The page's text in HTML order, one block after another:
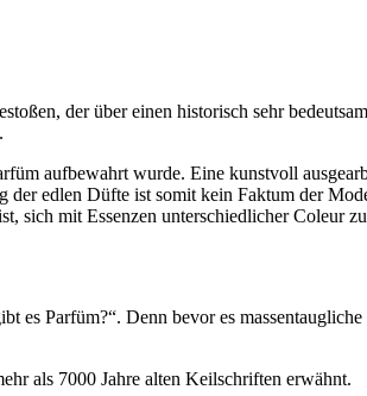
der über einen historisch sehr
aufbewahrt wurde. Eine kunstvoll
edlen Düfte ist somit kein Faktum der
sich mit Essenzen unterschiedlicher Coleur
es Parfüm?“. Denn bevor es
als 7000 Jahre alten Keilschriften erwähnt.